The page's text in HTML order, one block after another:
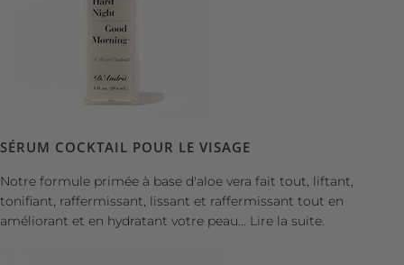
SÉRUM COCKTAIL POUR LE VISAGE
Notre formule primée à base d'aloe vera fait tout, liftant,
tonifiant, raffermissant, lissant et raffermissant tout en
améliorant et en hydratant votre peau... Lire la suite.